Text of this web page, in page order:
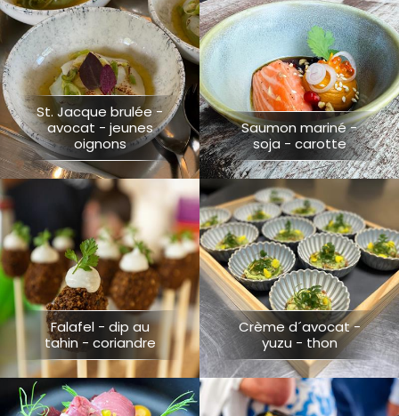
St. Jacque brulée -
avocat - jeunes
oignons
Saumon mariné -
soja - carotte
Falafel - dip au
tahin - coriandre
Crème d´avocat -
yuzu - thon